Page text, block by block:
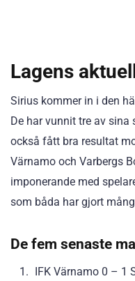
Lagens
Sirius kommer in i den
De har vunnit tre av
också fått bra resultat
Värnamo och Varbergs
imponerande med
som båda har gjort
De fem senaste
IFK Värnamo 0 – 1